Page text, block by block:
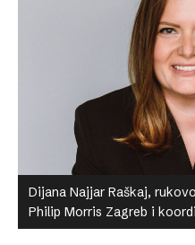
Dijana Najjar Raškaj,
Philip Morris Zagreb i